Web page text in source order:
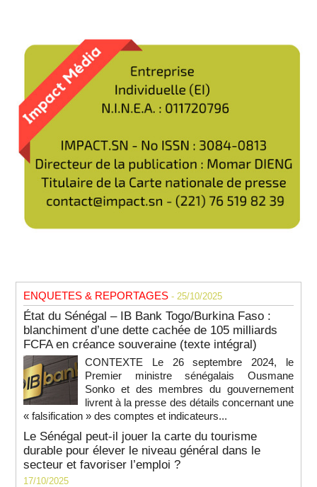
ENQUETES & REPORTAGES - 25/10/2025
État du Sénégal – IB Bank Togo/Burkina Faso :
blanchiment d’une dette cachée de 105 milliards
FCFA en créance souveraine (texte intégral)
CONTEXTE Le 26 septembre 2024, le
Premier ministre sénégalais Ousmane
Sonko et des membres du gouvernement
livrent à la presse des détails concernant une
« falsification » des comptes et indicateurs...
Le Sénégal peut-il jouer la carte du tourisme
durable pour élever le niveau général dans le
secteur et favoriser l’emploi ?
17/10/2025